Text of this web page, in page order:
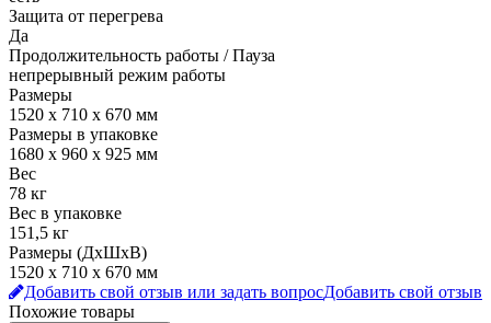
Защита от перегрева
Да
Продолжительность работы / Пауза
непрерывный режим работы
Размеры
1520 х 710 х 670 мм
Размеры в упаковке
1680 х 960 х 925 мм
Вес
78 кг
Вес в упаковке
151,5 кг
Размеры (ДхШхВ)
1520 х 710 х 670 мм
Добавить свой отзыв или задать вопросДобавить свой отзыв
Похожие товары